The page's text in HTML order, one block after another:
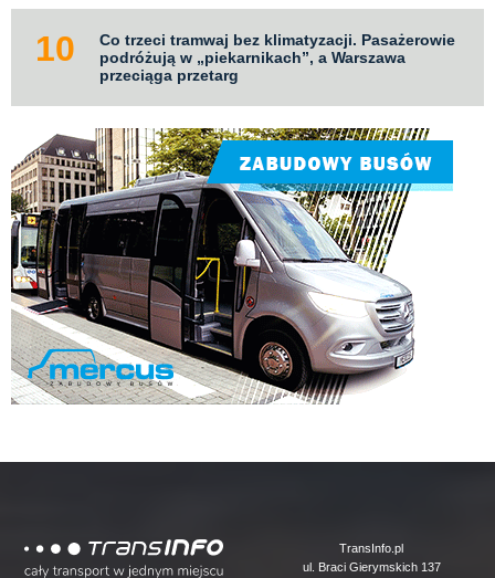
Co trzeci tramwaj bez klimatyzacji. Pasażerowie
podróżują w „piekarnikach”, a Warszawa
przeciąga przetarg
Logo
TransInfo.pl
ul. Braci Gierymskich 137